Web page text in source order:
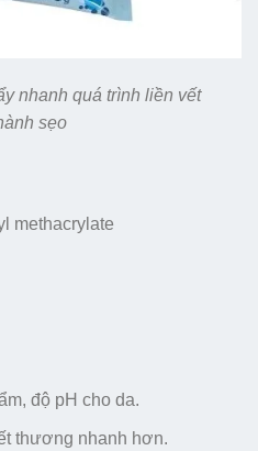
nhanh quá trình liền vết
sẹo
methacrylate
độ pH cho da.
thương nhanh hơn.